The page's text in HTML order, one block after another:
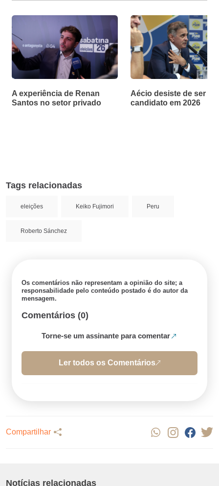
A experiência de Renan
Santos no setor privado
Aécio desiste de ser
candidato em 2026
Tags relacionadas
eleições Keiko Fujimori Peru
Roberto Sánchez
Os comentários não representam a opinião do site; a
responsabilidade pelo conteúdo postado é do autor da
mensagem.
Comentários (0)
Torne-se um assinante para comentar
Ler todos os Comentários
Compartilhar
Notícias relacionadas